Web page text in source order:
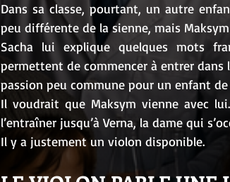
Dans sa classe, pourtant, un autre
peu différente de la sienne, mais
Sacha lui explique quelques mots
permettent de commencer à entrer dans
passion peu commune pour un enfant
Il voudrait que Maksym vienne avec
l’entraîner jusqu’à Verna, la dame qui
Il y a justement un violon disponible.